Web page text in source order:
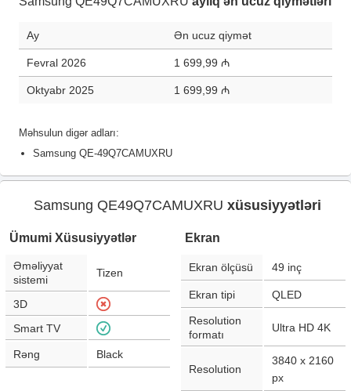
Ay Ən ucuz qiymət
Fevral 2026 1 699,99 ₼
Oktyabr 2025 1 699,99 ₼
Məhsulun digər adları:
Samsung QE-49Q7CAMUXRU
Samsung QE49Q7CAMUXRU xüsusiyyətləri
Ümumi Xüsusiyyətlər
Əməliyyat
sistemi
Tizen
3D
Smart TV
Rəng Black
Ekran
Ekran ölçüsü 49 inç
Ekran tipi QLED
Resolution
formatı
Ultra HD 4K
Resolution
3840 x 2160
px